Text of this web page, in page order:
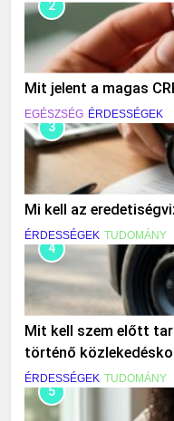
2
Mit jelent a magas
EGÉSZSÉG ÉRDESSÉGEK
3
Mi kell az
ÉRDESSÉGEK TUDOMÁNY
4
Mit kell szem előtt
történő
ÉRDESSÉGEK TUDOMÁNY
5